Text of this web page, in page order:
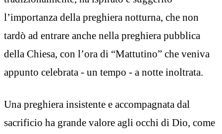
l’importanza della preghiera notturna, che non
tardò ad entrare anche nella preghiera pubblica
della Chiesa, con l’ora di “Mattutino” che veniva
appunto celebrata - un tempo - a notte inoltrata.
Una preghiera insistente e accompagnata dal
sacrificio ha grande valore agli occhi di Dio, come